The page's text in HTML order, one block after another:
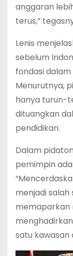
anggaran
terus,”
Lenis
sebelum
fondasi
Menurutnya,
hanya turun-
dituangkan
pendidikan.
Dalam
pemimpin
menjadi
memaparkan
satu kawasan